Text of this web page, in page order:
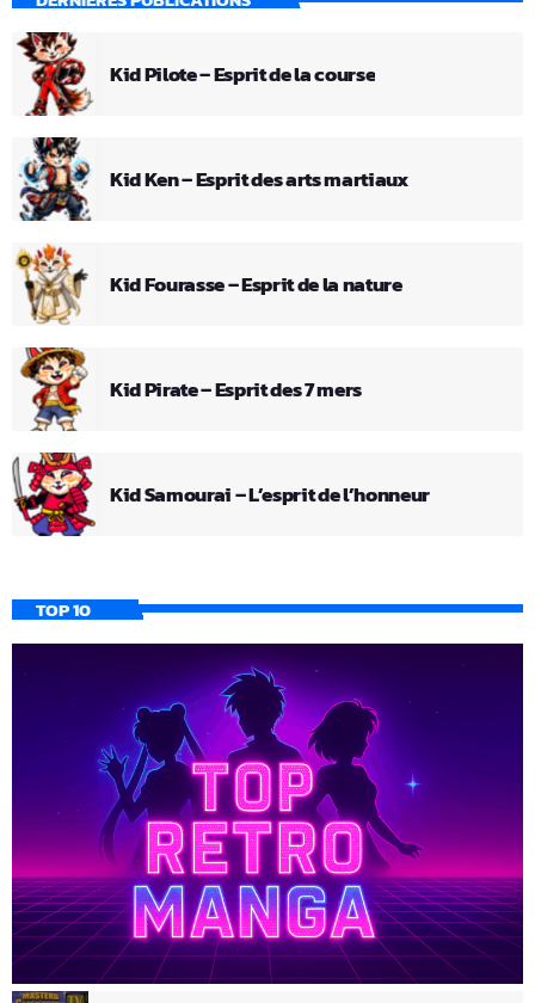
Kid Pilote – Esprit de la course
Kid Ken – Esprit des arts martiaux
Kid Fourasse – Esprit de la nature
Kid Pirate – Esprit des 7 mers
Kid Samourai – L’esprit de l’honneur
TOP 10